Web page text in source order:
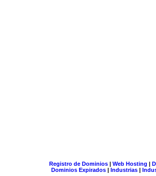
Registro de Dominios| Web Hosting |
Dominios Expirados | Industrias |